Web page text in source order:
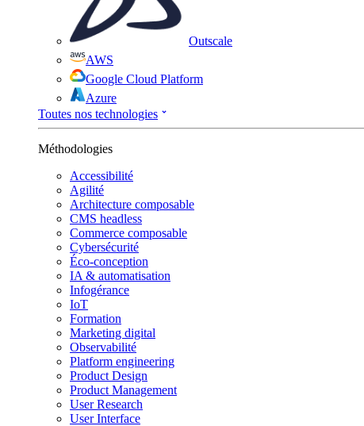
Outscale
AWS
Google Cloud Platform
Azure
Toutes nos technologies
Méthodologies
Accessibilité
Agilité
Architecture composable
CMS headless
Commerce composable
Cybersécurité
Éco-conception
IA & automatisation
Infogérance
IoT
Formation
Marketing digital
Observabilité
Platform engineering
Product Design
Product Management
User Research
User Interface